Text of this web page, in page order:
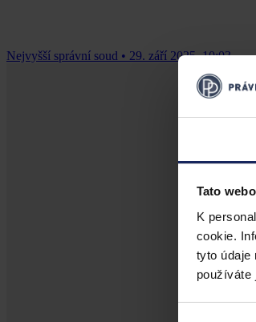
Tato
K
cookie.
tyto údaje
používáte
Nejvyšší správní soud • 29. září 2025, 10:03